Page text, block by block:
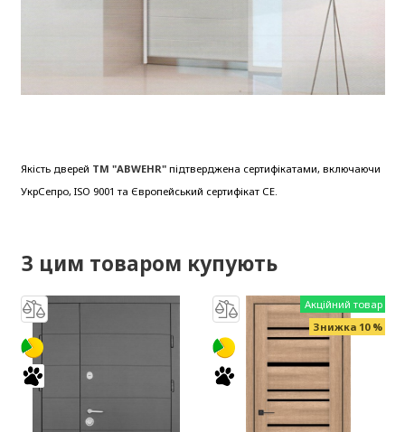
Якість дверей ТМ "ABWEHR"підтверджена сертифікатами, включаючи
УкрСепро, ISO 9001 та Європейський сертифікат СЕ.
З цим товаром купують
Акційний товар
Знижка 10 %